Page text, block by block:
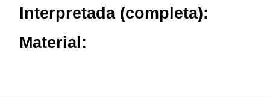
Interpretada (completa):
Material: